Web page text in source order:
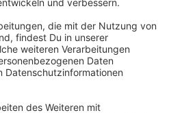
(März 2021) wurde der
zu einer
Jahr und sechs Monaten
sich aus vielen einzelnen
uns damals ein
wurde der Mann
und Verstößen